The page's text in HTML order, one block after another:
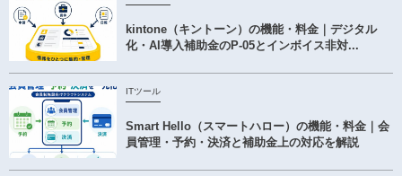
kintone（キントーン）の機能・料金｜デジタル
化・AI導入補助金のP-05とインボイス非対...
ITツール
Smart Hello（スマートハロー）の機能・料金｜会
員管理・予約・決済と補助金上の対応を解説